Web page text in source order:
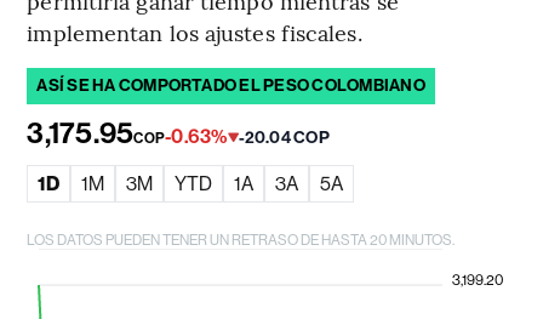
implementan los ajustes fiscales.
ASÍ SE HA COMPORTADO EL PESO COLOMBIANO
3,175.95COP-0.63% -20.04 COP
1D 1M 3M YTD 1A 3A 5A
LOS DATOS PUEDEN TENER UN RETRASO DE HASTA 20 MINUTOS.
3,199.20